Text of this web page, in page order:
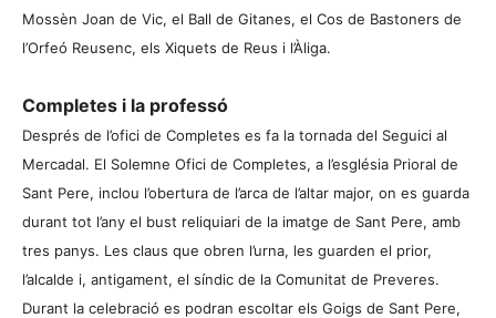
Mossèn Joan de Vic, el Ball de Gitanes, el Cos de Bastoners de
l’Orfeó Reusenc, els Xiquets de Reus i l’Àliga.
Completes i la professó
Després de l’ofici de Completes es fa la tornada del Seguici al
Mercadal. El Solemne Ofici de Completes, a l’església Prioral de
Sant Pere, inclou l’obertura de l’arca de l’altar major, on es guarda
durant tot l’any el bust reliquiari de la imatge de Sant Pere, amb
tres panys. Les claus que obren l’urna, les guarden el prior,
l’alcalde i, antigament, el síndic de la Comunitat de Preveres.
Durant la celebració es podran escoltar els Goigs de Sant Pere,